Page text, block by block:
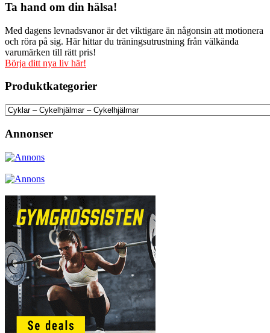
Ta hand om din hälsa!
Med dagens levnadsvanor är det viktigare än någonsin att motionera
och röra på sig. Här hittar du träningsutrustning från välkända
varumärken till rätt pris!
Börja ditt nya liv här!
Produktkategorier
Annonser